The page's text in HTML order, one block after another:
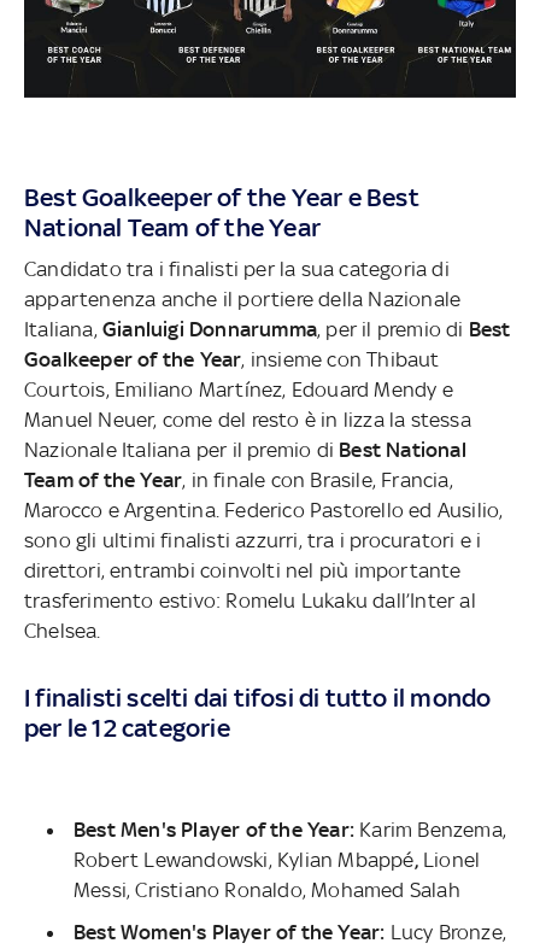
Best Goalkeeper of the Year e Best
National Team of the Year
Candidato tra i finalisti per la sua categoria di
appartenenza anche il portiere della Nazionale
Italiana, Gianluigi Donnarumma, per il premio di Best
Goalkeeper of the Year, insieme con Thibaut
Courtois, Emiliano Martínez, Edouard Mendy e
Manuel Neuer, come del resto è in lizza la stessa
Nazionale Italiana per il premio di Best National
Team of the Year, in finale con Brasile, Francia,
Marocco e Argentina. Federico Pastorello ed Ausilio,
sono gli ultimi finalisti azzurri, tra i procuratori e i
direttori, entrambi coinvolti nel più importante
trasferimento estivo: Romelu Lukaku dall’Inter al
Chelsea.
I finalisti scelti dai tifosi di tutto il mondo
per le 12 categorie
Best Men's Player of the Year: Karim Benzema,
Robert Lewandowski, Kylian Mbappé, Lionel
Messi, Cristiano Ronaldo, Mohamed Salah
Best Women's Player of the Year: Lucy Bronze,